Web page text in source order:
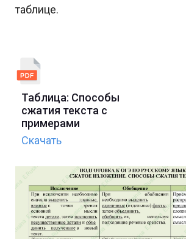
таблице.
Таблица: Способы
сжатия текста с
примерами
Скачать